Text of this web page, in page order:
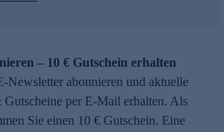
– 10 € Gutschein erhalten
Newsletter abonnieren und aktuelle
Gutscheine per E-Mail erhalten. Als
Sie einen 10 € Gutschein. Eine